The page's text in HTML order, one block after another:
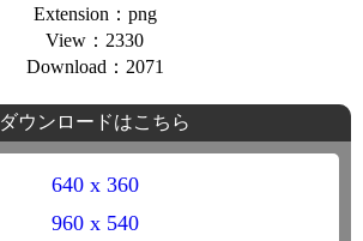
Extension：png
View：2330
Download：2071
ダウンロードはこちら
640 x 360
960 x 540